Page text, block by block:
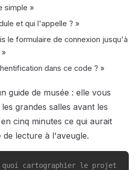
simple »
et qui l'appelle ? »
le formulaire de connexion jusqu'à
dans ce code ? »
guide de musée : elle vous
grandes salles avant les
cinq minutes ce qui aurait
de lecture à l'aveugle.
cartographier le projet